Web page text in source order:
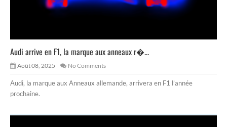
Audi arrive en F1, la marque aux anneaux r�...
Août 08, 2025 No Comments
Audi, la marque aux Anneaux allemande, arrivera en F1 l’année
prochaine.